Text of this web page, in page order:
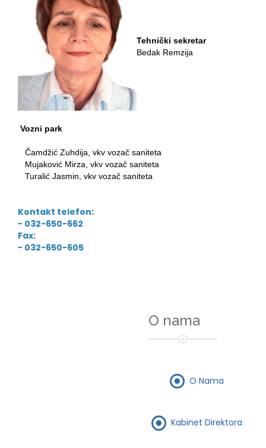
Tehnički sekretar
Bedak Remzija
Vozni park
Čamdžić Zuhdija, vkv vozač saniteta
Mujaković Mirza, vkv vozač saniteta
Turalić Jasmin, vkv vozač saniteta
Kontakt telefon:
- 032-650-662
Fax:
- 032-650-605
O nama
O Nama
Kabinet Direktora